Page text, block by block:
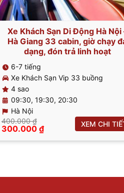
Xe Khách Sạn Di Động Hà Nội
Hà Giang 33 cabin, giờ chạy
dạng, đón trả linh hoạt
6-7 tiếng
Xe Khách Sạn Vip 33 buồng
4 sao
09:30, 19:30, 20:30
Hà Nội
400.000₫
Giá
là:
300.000 ₫Giá
hiện
tại
XEM CHI